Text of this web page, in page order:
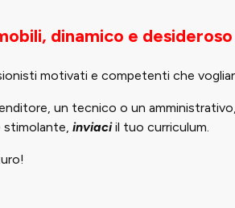
dinamico e
motivati e competenti che
un tecnico o un
stimolante, inviaciil tuo curriculum.